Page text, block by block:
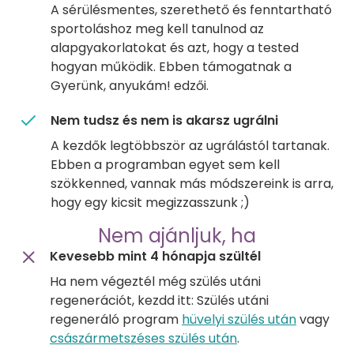
A sérülésmentes, szerethető és fenntartható
sportoláshoz meg kell tanulnod az
alapgyakorlatokat és azt, hogy a tested
hogyan működik. Ebben támogatnak a
Gyerünk, anyukám! edzői.
Nem tudsz és nem is akarsz ugrálni
A kezdők legtöbbször az ugrálástól tartanak.
Ebben a programban egyet sem kell
szökkenned, vannak más módszereink is arra,
hogy egy kicsit megizzasszunk ;)
Nem ajánljuk, ha
Kevesebb mint 4 hónapja szültél
Ha nem végeztél még szülés utáni
regenerációt, kezdd itt: Szülés utáni
regeneráló program hüvelyi szülés utánvagy
császármetszéses szülés után.